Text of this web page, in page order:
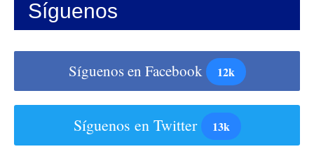
Síguenos
Síguenos en Facebook 12k
Síguenos en Twitter 13k